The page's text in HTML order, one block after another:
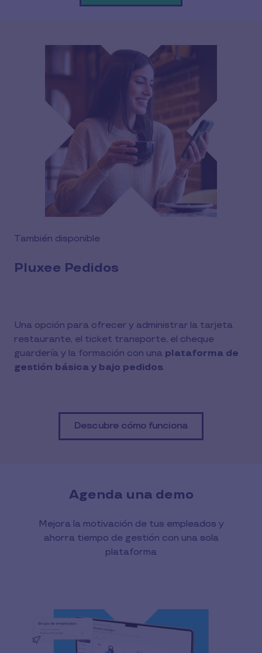
También disponible
Pluxee Pedidos
Una opción para ofrecer y administrar la tarjeta
restaurante, el ticket transporte, el cheque
guardería y la formación con una plataforma de
gestión básica y bajo pedidos.
Descubre cómo funciona
Agenda una demo
Mejora la motivación de tus empleados y
ahorra tiempo de gestión con una sola
plataforma